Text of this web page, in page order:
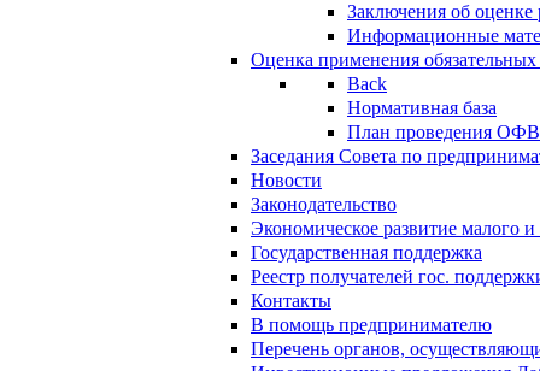
Заключения об
Информационные
Оценка применения
Back
Нормативная база
План проведения
Заседания Совета по
Новости
Законодательство
Экономическое развитие малого и
Государственная поддержка
Реестр получателей гос.
Контакты
В помощь предпринимателю
Перечень органов,